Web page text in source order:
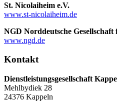
St. Nicolaiheim e.V.
www.st-nicolaiheim.de
NGD Norddeutsche
www.ngd.de
Kontakt
Dienstleistungsgesellschaft
Mehlbydiek 28
24376 Kappeln